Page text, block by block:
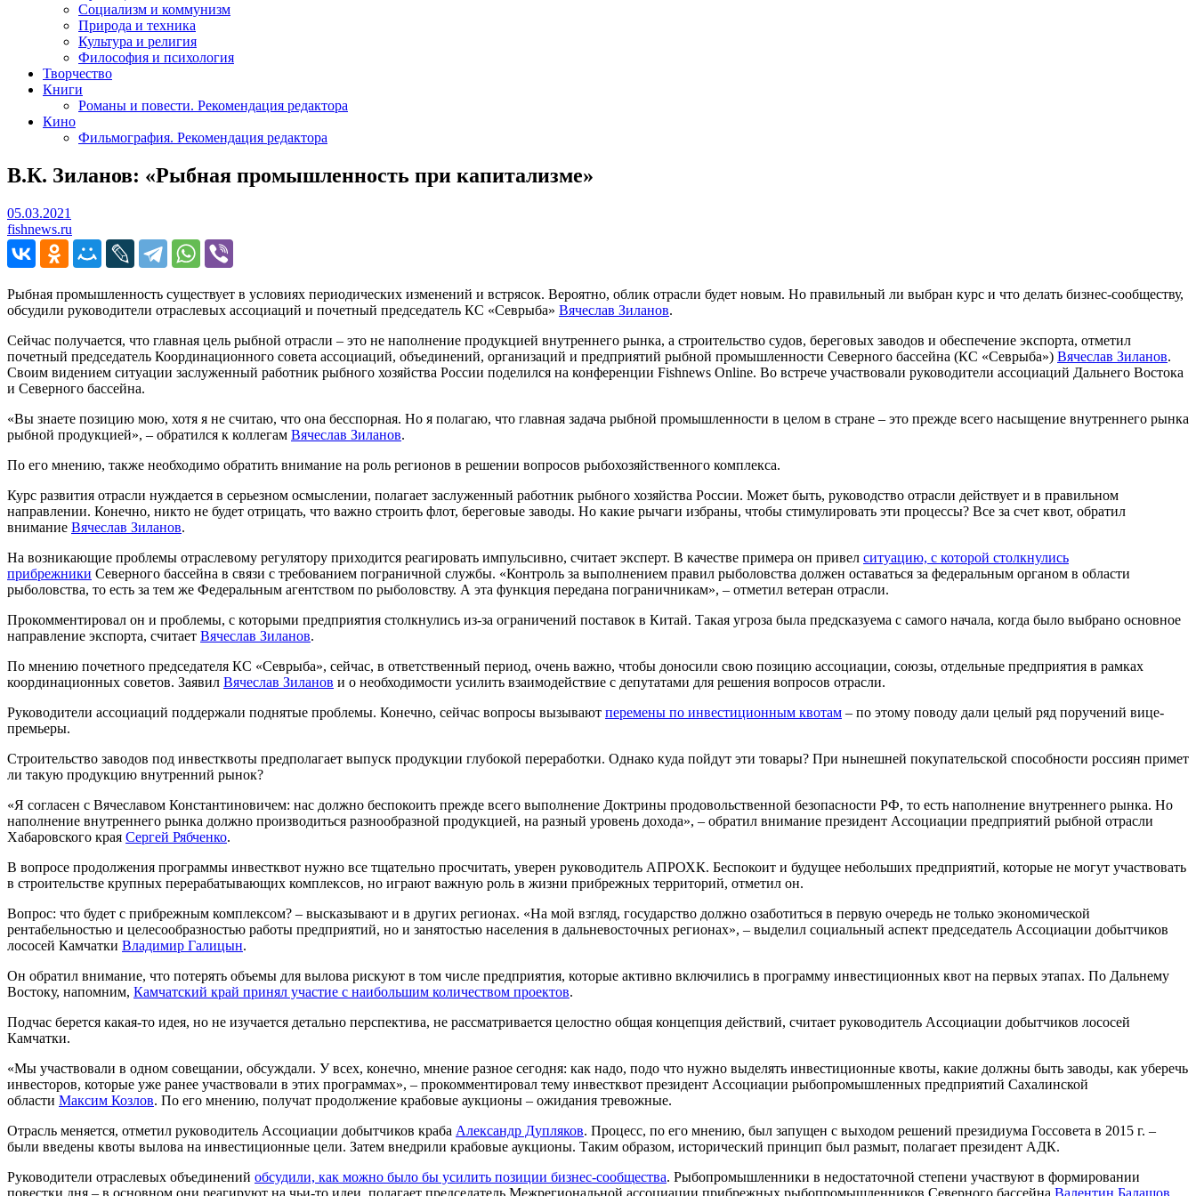
Социализм и коммунизм
Природа и техника
Культура и религия
Философия и психология
Творчество
Книги
Романы и повести. Рекомендация редактора
Кино
Фильмография. Рекомендация редактора
В.К. Зиланов: «Рыбная промышленность при капитализме»
05.03.2021
fishnews.ru
Рыбная промышленность существует в условиях периодических изменений и встрясок. Вероятно, облик отрасли будет новым. Но правильный ли выбран курс и что делать бизнес-сообществу,
обсудили руководители отраслевых ассоциаций и почетный председатель КС «Севрыба» Вячеслав Зиланов.
Сейчас получается, что главная цель рыбной отрасли – это не наполнение продукцией внутреннего рынка, а строительство судов, береговых заводов и обеспечение экспорта, отметил
почетный председатель Координационного совета ассоциаций, объединений, организаций и предприятий рыбной промышленности Северного бассейна (КС «Севрыба») Вячеслав Зиланов.
Своим видением ситуации заслуженный работник рыбного хозяйства России поделился на конференции Fishnews Online. Во встрече участвовали руководители ассоциаций Дальнего Востока
и Северного бассейна.
«Вы знаете позицию мою, хотя я не считаю, что она бесспорная. Но я полагаю, что главная задача рыбной промышленности в целом в стране – это прежде всего насыщение внутреннего рынка
рыбной продукцией», – обратился к коллегам Вячеслав Зиланов.
По его мнению, также необходимо обратить внимание на роль регионов в решении вопросов рыбохозяйственного комплекса.
Курс развития отрасли нуждается в серьезном осмыслении, полагает заслуженный работник рыбного хозяйства России. Может быть, руководство отрасли действует и в правильном
направлении. Конечно, никто не будет отрицать, что важно строить флот, береговые заводы. Но какие рычаги избраны, чтобы стимулировать эти процессы? Все за счет квот, обратил
внимание Вячеслав Зиланов.
На возникающие проблемы отраслевому регулятору приходится реагировать импульсивно, считает эксперт. В качестве примера он привел ситуацию, с которой столкнулись
прибрежники Северного бассейна в связи с требованием пограничной службы. «Контроль за выполнением правил рыболовства должен оставаться за федеральным органом в области
рыболовства, то есть за тем же Федеральным агентством по рыболовству. А эта функция передана пограничникам», – отметил ветеран отрасли.
Прокомментировал он и проблемы, с которыми предприятия столкнулись из-за ограничений поставок в Китай. Такая угроза была предсказуема с самого начала, когда было выбрано основное
направление экспорта, считает Вячеслав Зиланов.
По мнению почетного председателя КС «Севрыба», сейчас, в ответственный период, очень важно, чтобы доносили свою позицию ассоциации, союзы, отдельные предприятия в рамках
координационных советов. Заявил Вячеслав Зиланов и о необходимости усилить взаимодействие с депутатами для решения вопросов отрасли.
Руководители ассоциаций поддержали поднятые проблемы. Конечно, сейчас вопросы вызывают перемены по инвестиционным квотам – по этому поводу дали целый ряд поручений вице-
премьеры.
Строительство заводов под инвестквоты предполагает выпуск продукции глубокой переработки. Однако куда пойдут эти товары? При нынешней покупательской способности россиян примет
ли такую продукцию внутренний рынок?
«Я согласен с Вячеславом Константиновичем: нас должно беспокоить прежде всего выполнение Доктрины продовольственной безопасности РФ, то есть наполнение внутреннего рынка. Но
наполнение внутреннего рынка должно производиться разнообразной продукцией, на разный уровень дохода», – обратил внимание президент Ассоциации предприятий рыбной отрасли
Хабаровского края Сергей Рябченко.
В вопросе продолжения программы инвестквот нужно все тщательно просчитать, уверен руководитель АПРОХК. Беспокоит и будущее небольших предприятий, которые не могут участвовать
в строительстве крупных перерабатывающих комплексов, но играют важную роль в жизни прибрежных территорий, отметил он.
Вопрос: что будет с прибрежным комплексом? – высказывают и в других регионах. «На мой взгляд, государство должно озаботиться в первую очередь не только экономической
рентабельностью и целесообразностью работы предприятий, но и занятостью населения в дальневосточных регионах», – выделил социальный аспект председатель Ассоциации добытчиков
лососей Камчатки Владимир Галицын.
Он обратил внимание, что потерять объемы для вылова рискуют в том числе предприятия, которые активно включились в программу инвестиционных квот на первых этапах. По Дальнему
Востоку, напомним, Камчатский край принял участие с наибольшим количеством проектов.
Подчас берется какая-то идея, но не изучается детально перспектива, не рассматривается целостно общая концепция действий, считает руководитель Ассоциации добытчиков лососей
Камчатки.
«Мы участвовали в одном совещании, обсуждали. У всех, конечно, мнение разное сегодня: как надо, подо что нужно выделять инвестиционные квоты, какие должны быть заводы, как уберечь
инвесторов, которые уже ранее участвовали в этих программах», – прокомментировал тему инвестквот президент Ассоциации рыбопромышленных предприятий Сахалинской
области Максим Козлов. По его мнению, получат продолжение крабовые аукционы – ожидания тревожные.
Отрасль меняется, отметил руководитель Ассоциации добытчиков краба Александр Дупляков. Процесс, по его мнению, был запущен с выходом решений президиума Госсовета в 2015 г. –
были введены квоты вылова на инвестиционные цели. Затем внедрили крабовые аукционы. Таким образом, исторический принцип был размыт, полагает президент АДК.
Руководители отраслевых объединений обсудили, как можно было бы усилить позиции бизнес-сообщества. Рыбопромышленники в недостаточной степени участвуют в формировании
повестки дня – в основном они реагируют на чьи-то идеи, полагает председатель Межрегиональной ассоциации прибрежных рыбопромышленников Северного бассейна Валентин Балашов